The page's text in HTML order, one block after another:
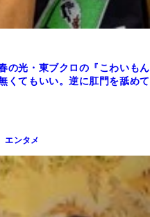
の光・東ブクロの『こわいもん
くてもいい。逆に肛門を舐めて
エンタメ